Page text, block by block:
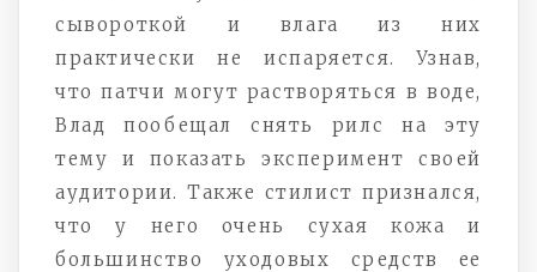
сывороткой и влага из них
практически не испаряется. Узнав,
что патчи могут растворяться в воде,
Влад пообещал снять рилс на эту
тему и показать эксперимент своей
аудитории. Также стилист признался,
что у него очень сухая кожа и
большинство уходовых средств ее